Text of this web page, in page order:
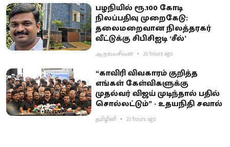
பழநியில் ரூ.100 கோடி
நிலப்பதிவு முறைகேடு:
தலைமறைவான நிலத்தரகர்
வீட்டுக்கு சிபிசிஐடி ‘சீல்’
ஆ.நல்லசிவன் 20 hours ago
“காவிரி விவகாரம் குறித்த
எங்கள் கேள்விகளுக்கு
முதல்வர் விஜய் முடிந்தால் பதில்
சொல்லட்டும்” - உதயநிதி சவால்
தமிழினி 20 hours ago